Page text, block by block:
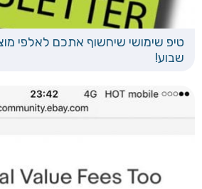
טיפ שימושי שיחשוף אתכם לאלפי
שבוע!